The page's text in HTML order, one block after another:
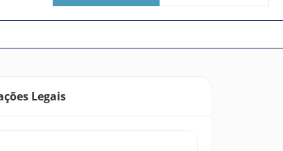
Legais